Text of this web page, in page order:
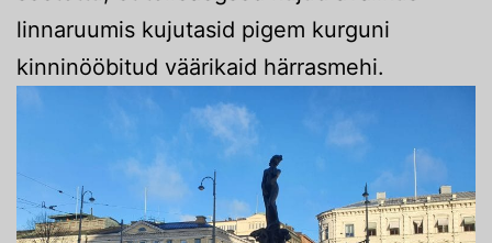
linnaruumis kujutasid pigem kurguni
kinninööbitud väärikaid härrasmehi.